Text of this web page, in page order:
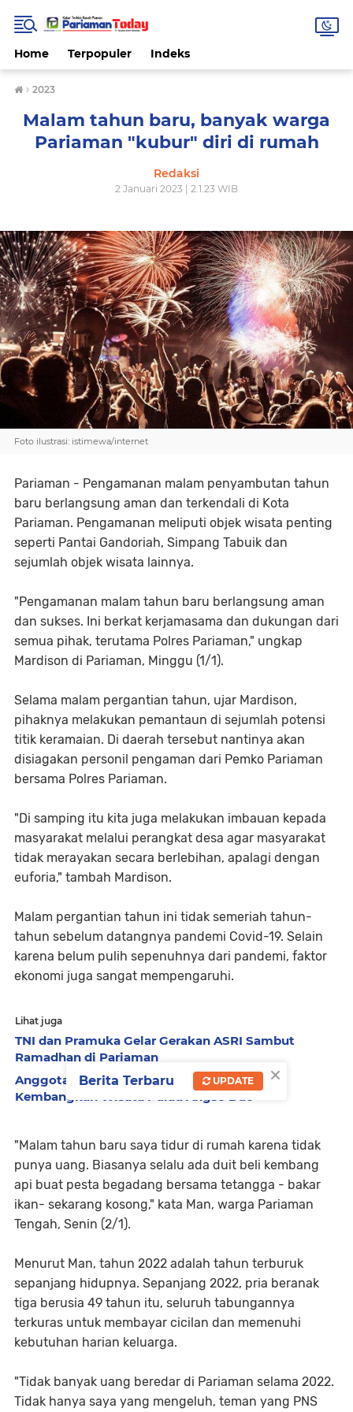
Home Terpopuler Indeks
› 2023
Malam tahun baru, banyak warga
Pariaman "kubur" diri di rumah
Redaksi
2 Januari 2023 | 2.1.23 WIB
Foto ilustrasi: istimewa/internet
Pariaman - Pengamanan malam penyambutan tahun
baru berlangsung aman dan terkendali di Kota
Pariaman. Pengamanan meliputi objek wisata penting
seperti Pantai Gandoriah, Simpang Tabuik dan
sejumlah objek wisata lainnya.
"Pengamanan malam tahun baru berlangsung aman
dan sukses. Ini berkat kerjamasama dan dukungan dari
semua pihak, terutama Polres Pariaman," ungkap
Mardison di Pariaman, Minggu (1/1).
Selama malam pergantian tahun, ujar Mardison,
pihaknya melakukan pemantaun di sejumlah potensi
titik keramaian. Di daerah tersebut nantinya akan
disiagakan personil pengaman dari Pemko Pariaman
bersama Polres Pariaman.
"Di samping itu kita juga melakukan imbauan kepada
masyarakat melalui perangkat desa agar masyarakat
tidak merayakan secara berlebihan, apalagi dengan
euforia," tambah Mardison.
Malam pergantian tahun ini tidak semeriah tahun-
tahun sebelum datangnya pandemi Covid-19. Selain
karena belum pulih sepenuhnya dari pandemi, faktor
ekonomi juga sangat mempengaruhi.
Lihat juga
TNI dan Pramuka Gelar Gerakan ASRI Sambut
Ramadhan di Pariaman
Anggota DPR RI Arisal Azis Siap Investasi
Kembangkan Wisata Pulau Angso Duo
"Malam tahun baru saya tidur di rumah karena tidak
punya uang. Biasanya selalu ada duit beli kembang
api buat pesta begadang bersama tetangga - bakar
ikan- sekarang kosong," kata Man, warga Pariaman
Tengah, Senin (2/1).
Menurut Man, tahun 2022 adalah tahun terburuk
sepanjang hidupnya. Sepanjang 2022, pria beranak
tiga berusia 49 tahun itu, seluruh tabungannya
terkuras untuk membayar cicilan dan memenuhi
kebutuhan harian keluarga.
"Tidak banyak uang beredar di Pariaman selama 2022.
Tidak hanya saya yang mengeluh, teman yang PNS
×
Berita Terbaru UPDATE